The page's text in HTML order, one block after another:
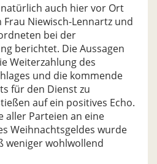
auch hier vor Ort
Niewisch-Lennartz und
bei der
berichtet. Die Aussagen
Weiterzahlung des
und die kommende
für den Dienst zu
auf ein positives Echo.
aller Parteien an eine
Weihnachtsgeldes wurde
weniger wohlwollend